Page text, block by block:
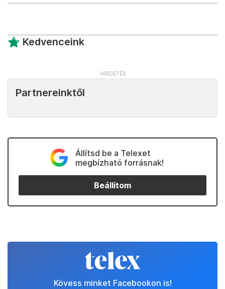
Kedvenceink
Partnereinktől
Állítsd be a Telexet
megbízható forrásnak!
Beállítom
Kövess minket Facebookon is!